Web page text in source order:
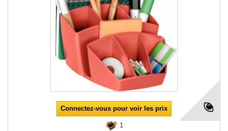
Connectez-vous pour voir les prix
1